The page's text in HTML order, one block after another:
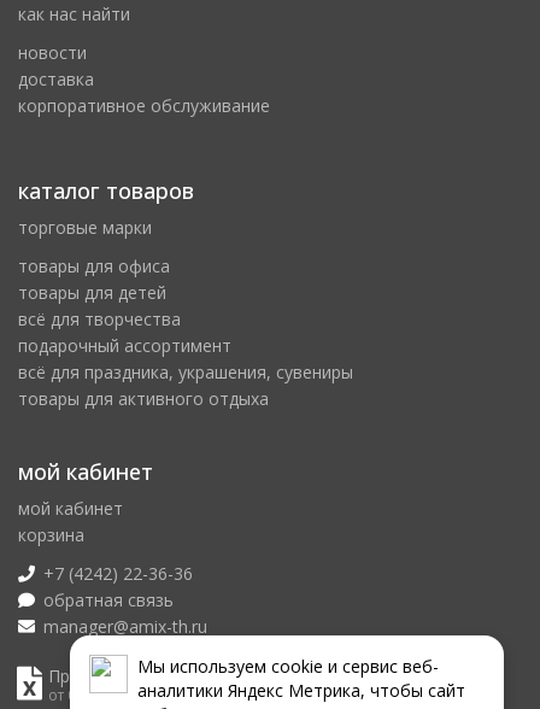
Мы используем сookie и сервис веб-
аналитики Яндекс Метрика, чтобы сайт
как нас найти
новости
доставка
корпоративное обслуживание
каталог товаров
торговые марки
товары для офиса
товары для детей
всё для творчества
подарочный ассортимент
всё для праздника, украшения, сувениры
товары для активного отдыха
мой кабинет
мой кабинет
корзина
+7 (4242) 22-36-36
обратная связь
manager@amix-th.ru
Прайс лист
от 08.08.2026